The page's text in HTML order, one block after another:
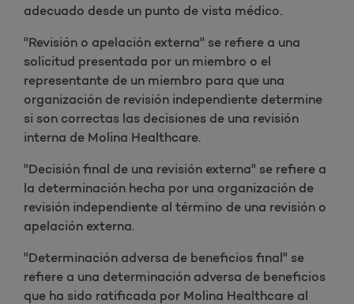
adecuado desde un punto de vista médico.
"Revisión o apelación externa" se refiere a una
solicitud presentada por un miembro o el
representante de un miembro para que una
organización de revisión independiente determine
si son correctas las decisiones de una revisión
interna de Molina Healthcare.
"Decisión final de una revisión externa" se refiere a
la determinación hecha por una organización de
revisión independiente al término de una revisión o
apelación externa.
"Determinación adversa de beneficios final" se
refiere a una determinación adversa de beneficios
que ha sido ratificada por Molina Healthcare al